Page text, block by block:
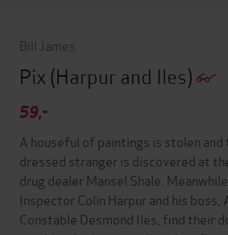
Bill James
Pix (Harpur and Iles)
59,-
A houseful of paintings is stolen
dressed stranger is discovered at
drug dealer Mansel Shale.
Inspector Colin Harpur and his
Constable Desmond Iles, find their